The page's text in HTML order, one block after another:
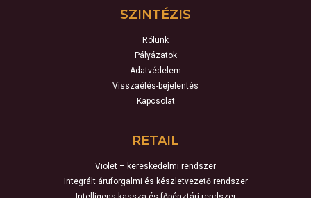
SZINTÉZIS
Rólunk
Pályázatok
Adatvédelem
Visszaélés-bejelentés
Kapcsolat
RETAIL
Violet – kereskedelmi rendszer
Integrált áruforgalmi és készletvezető rendszer